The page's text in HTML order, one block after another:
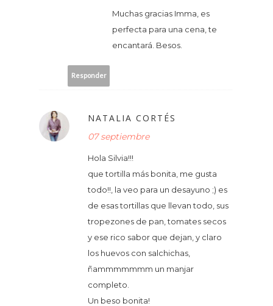
Muchas gracias Imma, es
perfecta para una cena, te
encantará. Besos.
Responder
NATALIA CORTÉS
07 septiembre
Hola Silvia!!!
que tortilla más bonita, me gusta
todo!!, la veo para un desayuno ;) es
de esas tortillas que llevan todo, sus
tropezones de pan, tomates secos
y ese rico sabor que dejan, y claro
los huevos con salchichas,
ñammmmmmm un manjar
completo.
Un beso bonita!